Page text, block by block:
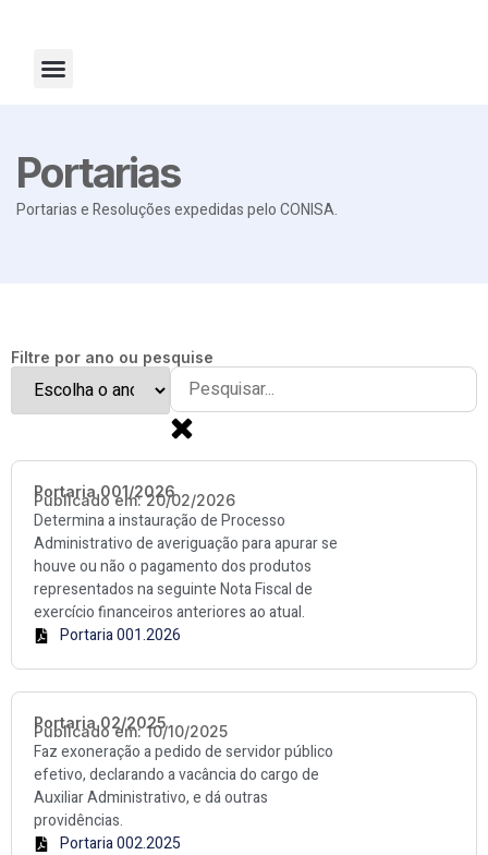
Portarias
Portarias e Resoluções expedidas pelo CONISA.
Filtre por ano ou pesquise
Portaria 001/2026
Publicado em: 20/02/2026
Determina a instauração de Processo
Administrativo de averiguação para apurar se
houve ou não o pagamento dos produtos
representados na seguinte Nota Fiscal de
exercício financeiros anteriores ao atual.
Portaria 001.2026
Portaria 02/2025
Publicado em: 10/10/2025
Faz exoneração a pedido de servidor público
efetivo, declarando a vacância do cargo de
Auxiliar Administrativo, e dá outras
providências.
Portaria 002.2025